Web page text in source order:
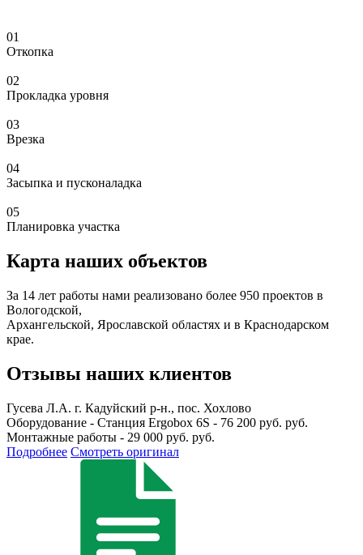
01
Откопка
02
Прокладка уровня
03
Врезка
04
Засыпка и пусконаладка
05
Планировка участка
Карта наших объектов
За 14 лет работы нами реализовано более 950 проектов в
Вологодской,
Архангельской, Ярославской областях и в Краснодарском
крае.
Отзывы наших клиентов
Гусева Л.А. г. Кадуйский р-н., пос. Хохлово
Оборудование - Станция Ergobox 6S - 76 200 руб. руб.
Монтажные работы - 29 000 руб. руб.
Подробнее Смотреть оригинал